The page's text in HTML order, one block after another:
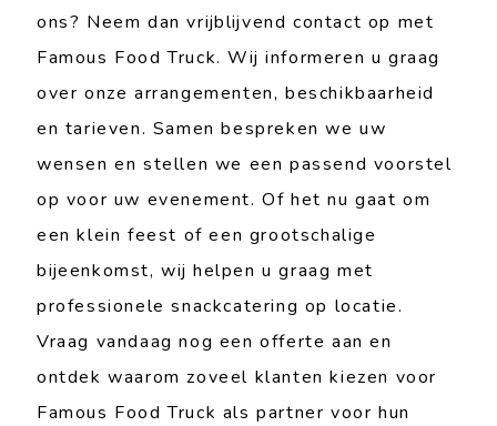
ons? Neem dan vrijblijvend contact op met
Famous Food Truck. Wij informeren u graag
over onze arrangementen, beschikbaarheid
en tarieven. Samen bespreken we uw
wensen en stellen we een passend voorstel
op voor uw evenement. Of het nu gaat om
een klein feest of een grootschalige
bijeenkomst, wij helpen u graag met
professionele snackcatering op locatie.
Vraag vandaag nog een offerte aan en
ontdek waarom zoveel klanten kiezen voor
Famous Food Truck als partner voor hun